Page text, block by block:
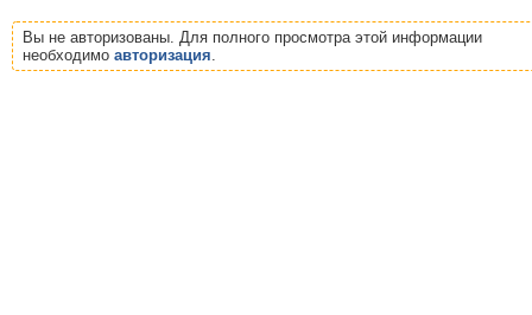
Вы не авторизованы. Для полного просмотра этой информации
необходимо авторизация.